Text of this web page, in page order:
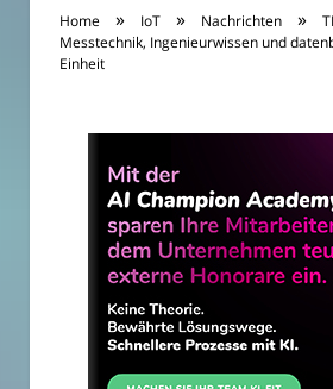
Home » IoT » Nachrichten »
Messtechnik, Ingenieurwissen und
Einheit